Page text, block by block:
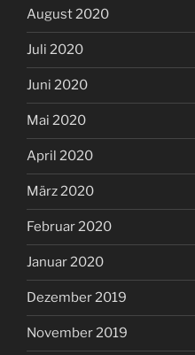
August 2020
Juli 2020
Juni 2020
Mai 2020
April 2020
März 2020
Februar 2020
Januar 2020
Dezember 2019
November 2019